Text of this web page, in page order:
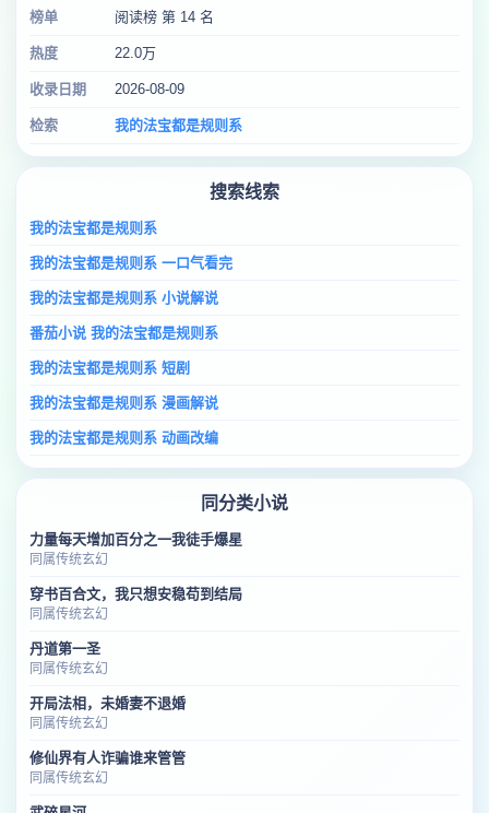
榜单 阅读榜 第 14 名
热度 22.0万
收录日期 2026-08-09
检索 我的法宝都是规则系
搜索线索
我的法宝都是规则系
我的法宝都是规则系 一口气看完
我的法宝都是规则系 小说解说
番茄小说 我的法宝都是规则系
我的法宝都是规则系 短剧
我的法宝都是规则系 漫画解说
我的法宝都是规则系 动画改编
同分类小说
力量每天增加百分之一我徒手爆星
同属传统玄幻
穿书百合文，我只想安稳苟到结局
同属传统玄幻
丹道第一圣
同属传统玄幻
开局法相，未婚妻不退婚
同属传统玄幻
修仙界有人诈骗谁来管管
同属传统玄幻